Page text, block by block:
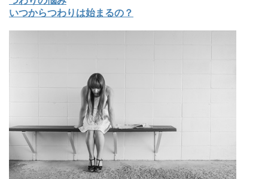
いつからつわりは始まるの？